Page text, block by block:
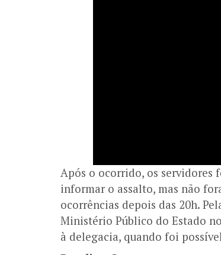
Após o ocorrido, os servidores
informar o assalto, mas não
ocorrências depois das 20h.
Ministério Público do Estado
à delegacia, quando foi